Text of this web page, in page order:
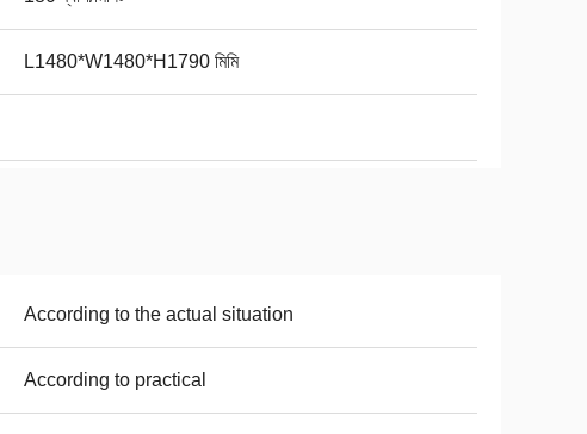
L1480*W1480*H1790 মিমি
According to the actual situation
According to practical